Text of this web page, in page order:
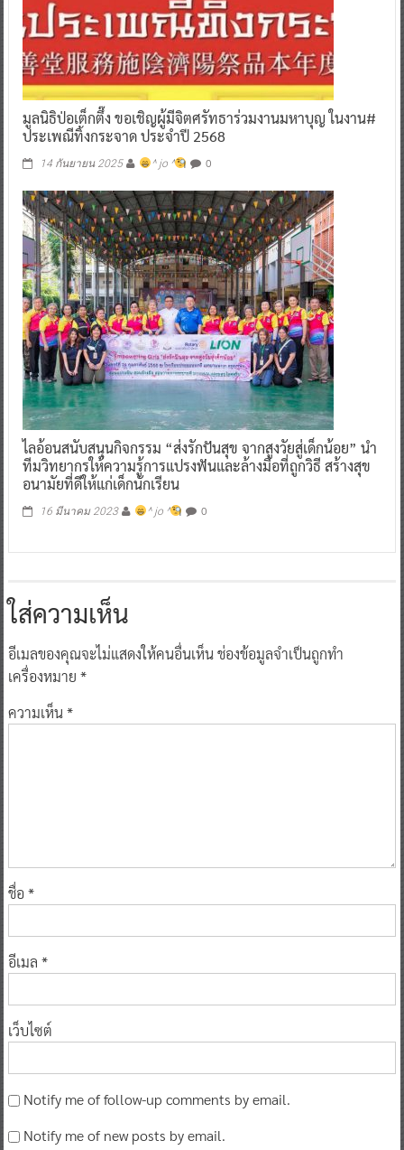
มูลนิธิป่อเต็กตึ๊ง ขอเชิญผู้มีจิตศรัทธาร่วมงานมหาบุญ ในงาน#
ประเพณีทิ้งกระจาด ประจำปี 2568
14 กันยายน 2025 ^ jo ^ 0
ไลอ้อนสนับสนุนกิจกรรม “ส่งรักปันสุข จากสูงวัยสู่เด็กน้อย” นำ
ทีมวิทยากรให้ความรู้การแปรงฟันและล้างมือที่ถูกวิธี สร้างสุข
อนามัยที่ดีให้แก่เด็กนักเรียน
16 มีนาคม 2023 ^ jo ^ 0
ใส่ความเห็น
อีเมลของคุณจะไม่แสดงให้คนอื่นเห็นช่องข้อมูลจำเป็นถูกทำ
เครื่องหมาย *
ความเห็น*
ชื่อ *
อีเมล *
เว็บไซต์
Notify me of follow-up comments by email.
Notify me of new posts by email.